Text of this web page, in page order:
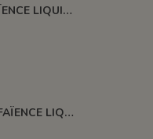
ÉMAIL FAÏENCE LIQUIDE OPAQUE À EFF. SS PLB JASPÉ MOUTARDE 250G EESP02
ENGOBE FAÏENCE LIQUIDE SANS PLOMB EXTRA BLANC 250GR ENSPCC01